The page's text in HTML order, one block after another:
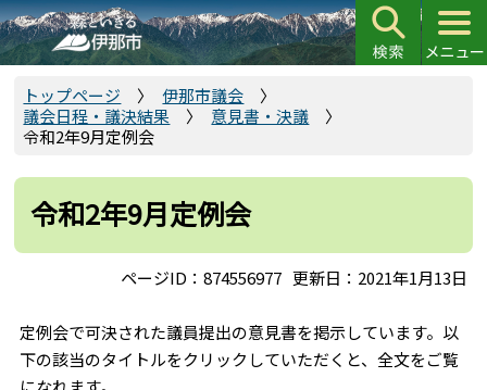
こ
の
ペ
先
トップページ
伊那市議会
議会日程・議決結果
意見書・決議
令和2年9月定例会
令和2年9月定例会
ページID：874556977 更新日：2021年1月13日
定例会で可決された議員提出の意見書を掲示しています。以
下の該当のタイトルをクリックしていただくと、全文をご覧